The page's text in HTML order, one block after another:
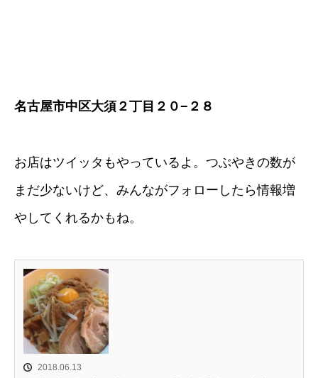
名古屋市中区大須２丁目２０−２８
お店はツイッタもやっているよ。つぶやきの数が
まだ少ないけど、みんながフォローしたら情報増
やしてくれるかもね。
2018.06.13